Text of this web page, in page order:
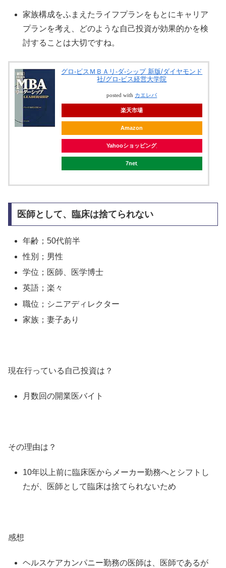
家族構成をふまえたライフプランをもとにキャリア
プランを考え、どのような自己投資が効果的かを検
討することは大切ですね。
グロ-ビスＭＢＡリ-ダ-シップ 新版/ダイヤモンド
社/グロ-ビス経営大学院
posted with カエレバ
楽天市場
Amazon
Yahooショッピング
7net
医師として、臨床は捨てられない
年齢；50代前半
性別；男性
学位；医師、医学博士
英語；楽々
職位；シニアディレクター
家族；妻子あり
現在行っている自己投資は？
月数回の開業医バイト
その理由は？
10年以上前に臨床医からメーカー勤務へとシフトし
たが、医師として臨床は捨てられないため
感想
ヘルスケアカンパニー勤務の医師は、医師であるが